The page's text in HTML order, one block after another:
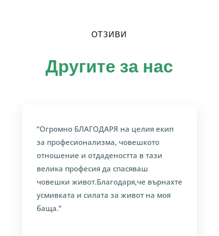
ОТЗИВИ
Другите за нас
“Огромно БЛАГОДАРЯ на целия екип
за професионализма, човешкото
отношение и отдадеността в тази
велика професия да спасяваш
човешки живот.Благодаря,че върнахте
усмивката и силата за живот на моя
баща.”